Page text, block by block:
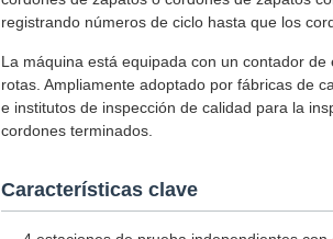
registrando números de ciclo hasta que los
La máquina está equipada con un contador
rotas. Ampliamente adoptado por fábricas de
e institutos de inspección de calidad para la
cordones terminados.
Características clave